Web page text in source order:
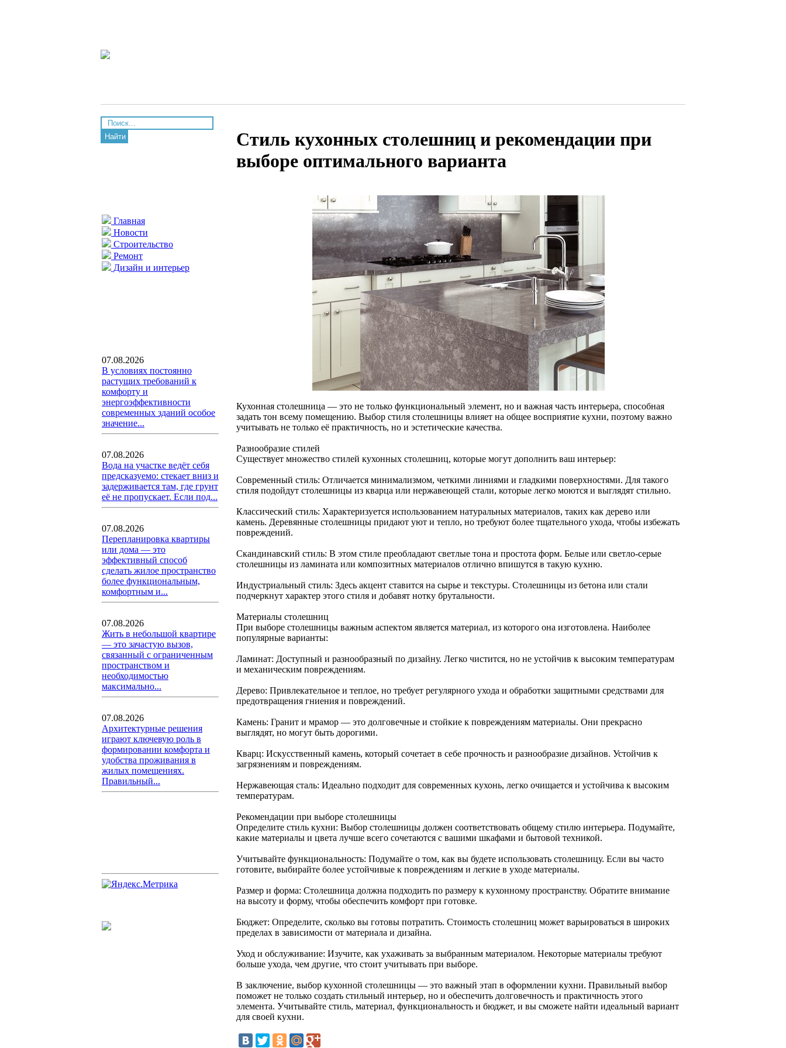
Найти
Главная
Новости
Строительство
Ремонт
Дизайн и интерьер
07.08.2026
В условиях постоянно
растущих требований к
комфорту и
энергоэффективности
современных зданий особое
значение...
07.08.2026
Вода на участке ведёт себя
предсказуемо: стекает вниз и
задерживается там, где грунт
её не пропускает. Если под...
07.08.2026
Перепланировка квартиры
или дома — это
эффективный способ
сделать жилое пространство
более функциональным,
комфортным и...
07.08.2026
Жить в небольшой квартире
— это зачастую вызов,
связанный с ограниченным
пространством и
необходимостью
максимально...
07.08.2026
Архитектурные решения
играют ключевую роль в
формировании комфорта и
удобства проживания в
жилых помещениях.
Правильный...
Стиль кухонных столешниц и рекомендации при
выборе оптимального варианта
Кухонная столешница — это не только функциональный элемент, но и важная часть интерьера, способная
задать тон всему помещению. Выбор стиля столешницы влияет на общее восприятие кухни, поэтому важно
учитывать не только её практичность, но и эстетические качества.
Разнообразие стилей
Существует множество стилей кухонных столешниц, которые могут дополнить ваш интерьер:
Современный стиль: Отличается минимализмом, четкими линиями и гладкими поверхностями. Для такого
стиля подойдут столешницы из кварца или нержавеющей стали, которые легко моются и выглядят стильно.
Классический стиль: Характеризуется использованием натуральных материалов, таких как дерево или
камень. Деревянные столешницы придают уют и тепло, но требуют более тщательного ухода, чтобы избежать
повреждений.
Скандинавский стиль: В этом стиле преобладают светлые тона и простота форм. Белые или светло-серые
столешницы из ламината или композитных материалов отлично впишутся в такую кухню.
Индустриальный стиль: Здесь акцент ставится на сырье и текстуры. Столешницы из бетона или стали
подчеркнут характер этого стиля и добавят нотку брутальности.
Материалы столешниц
При выборе столешницы важным аспектом является материал, из которого она изготовлена. Наиболее
популярные варианты:
Ламинат: Доступный и разнообразный по дизайну. Легко чистится, но не устойчив к высоким температурам
и механическим повреждениям.
Дерево: Привлекательное и теплое, но требует регулярного ухода и обработки защитными средствами для
предотвращения гниения и повреждений.
Камень: Гранит и мрамор — это долговечные и стойкие к повреждениям материалы. Они прекрасно
выглядят, но могут быть дорогими.
Кварц: Искусственный камень, который сочетает в себе прочность и разнообразие дизайнов. Устойчив к
загрязнениям и повреждениям.
Нержавеющая сталь: Идеально подходит для современных кухонь, легко очищается и устойчива к высоким
температурам.
Рекомендации при выборе столешницы
Определите стиль кухни: Выбор столешницы должен соответствовать общему стилю интерьера. Подумайте,
какие материалы и цвета лучше всего сочетаются с вашими шкафами и бытовой техникой.
Учитывайте функциональность: Подумайте о том, как вы будете использовать столешницу. Если вы часто
готовите, выбирайте более устойчивые к повреждениям и легкие в уходе материалы.
Размер и форма: Столешница должна подходить по размеру к кухонному пространству. Обратите внимание
на высоту и форму, чтобы обеспечить комфорт при готовке.
Бюджет: Определите, сколько вы готовы потратить. Стоимость столешниц может варьироваться в широких
пределах в зависимости от материала и дизайна.
Уход и обслуживание: Изучите, как ухаживать за выбранным материалом. Некоторые материалы требуют
больше ухода, чем другие, что стоит учитывать при выборе.
В заключение, выбор кухонной столешницы — это важный этап в оформлении кухни. Правильный выбор
поможет не только создать стильный интерьер, но и обеспечить долговечность и практичность этого
элемента. Учитывайте стиль, материал, функциональность и бюджет, и вы сможете найти идеальный вариант
для своей кухни.